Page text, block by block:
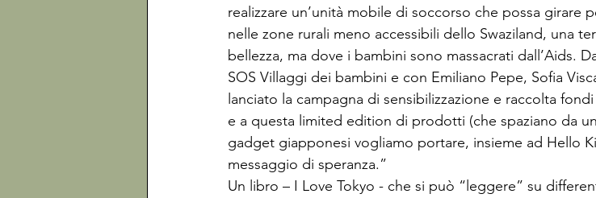
realizzare un’unità mobile di soccorso che possa girare
nelle zone rurali meno accessibili dello Swaziland, una
bellezza, ma dove i bambini sono massacrati dall’Aids.
SOS Villaggi dei bambini e con Emiliano Pepe, Sofia
lanciato la campagna di sensibilizzazione e raccolta fondi
e a questa limited edition di prodotti (che spaziano da
gadget giapponesi vogliamo portare, insieme ad Hello
messaggio di speranza.”
Un libro – I Love Tokyo - che si può “leggere” su